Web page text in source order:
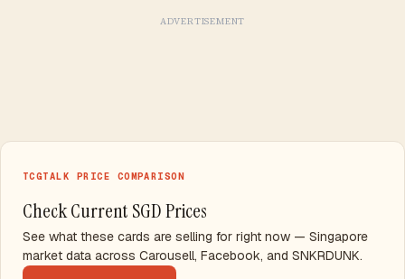
ADVERTISEMENT
TCGTALK PRICE COMPARISON
Check Current SGD Prices
See what these cards are selling for right now — Singapore
market data across Carousell, Facebook, and SNKRDUNK.